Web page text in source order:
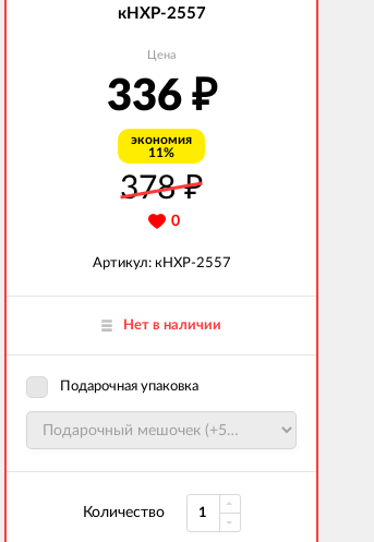
кНХР-2557
Цена
336 ₽
экономия
11%
378₽
0
Артикул: кНХР-2557
Нет в наличии
Подарочная упаковка
Количество